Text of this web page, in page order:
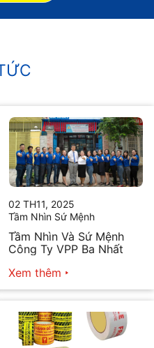
02 TH11, 2025
Tầm Nhìn Sứ Mệnh
Tầm Nhìn Và Sứ Mệnh
Công Ty VPP Ba Nhất
Xem thêm